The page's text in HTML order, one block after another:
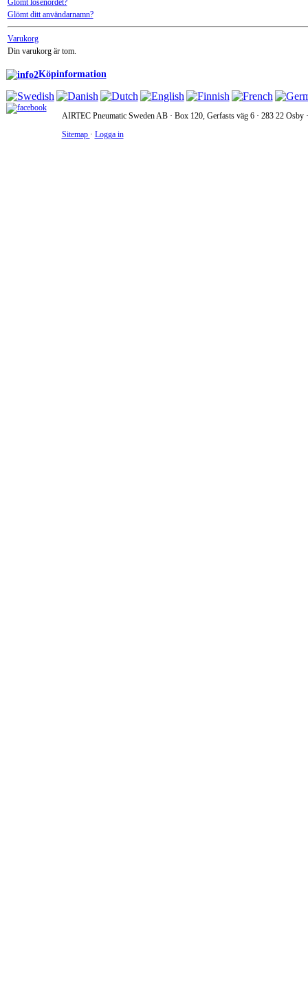
Glömt lösenordet?
Glömt ditt användarnamn?
Varukorg
Din varukorg är tom.
Köpinformation
AIRTEC Pneumatic Sweden AB · Box 120, Gerfasts väg 6 · 283 22
Sitemap · Logga in